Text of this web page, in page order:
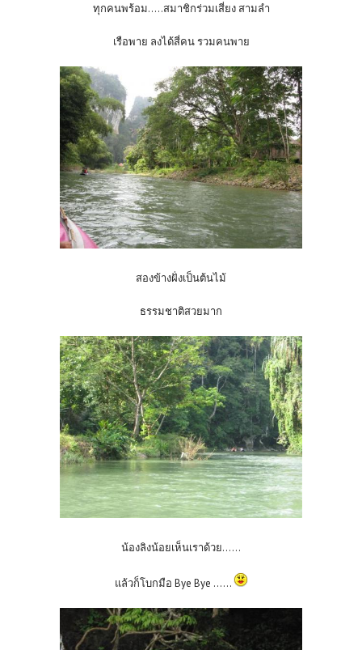
ทุกคนพร้อม.....สมาชิกร่วมเสี่ยง สามลำ
เรือพาย ลงได้สี่คน รวมคนพาย
สองข้างฝั่งเป็นต้นไม้
ธรรมชาติสวยมาก
น้องลิงน้อยเห็นเราด้วย......
แล้วก็โบกมือ Bye Bye ......